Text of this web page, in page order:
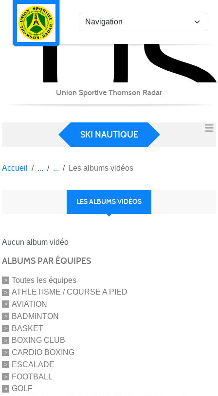
Union Sportive Thomson Radar
SKI NAUTIQUE
Accueil Les albums vidéos
LES ALBUMS VIDÉOS
Aucun album vidéo
ALBUMS PAR ÉQUIPES
Toutes les équipes
ATHLETISME / COURSE A PIED
AVIATION
BADMINTON
BASKET
BOXING CLUB
CARDIO BOXING
ESCALADE
FOOTBALL
GOLF
Panneau de gestion des cookies